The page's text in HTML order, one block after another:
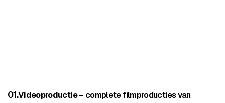
01.Videoproductie– complete filmproducties van